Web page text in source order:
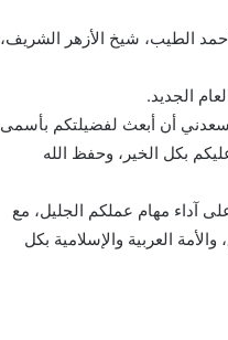
أحمد الطيب، شيخ الأزهر الشريف،
الجديد.
أن أبعث لفضيلتكم بأسمى
بكل الخير، وحفظ الله
آداء مهام عملكم الجليل، مع
العربية والإسلامية بكل